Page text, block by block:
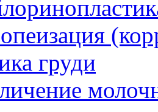
груди